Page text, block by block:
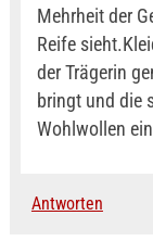
Mehrheit der
Reife
der Trägerin
bringt und die
Wohlwollen
Antworten